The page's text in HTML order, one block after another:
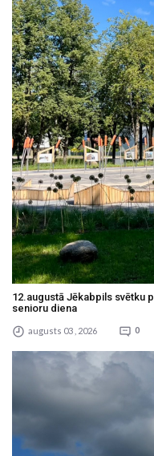
12.augustā Jēkabpils svētku
senioru diena
augusts 03 , 2026 0